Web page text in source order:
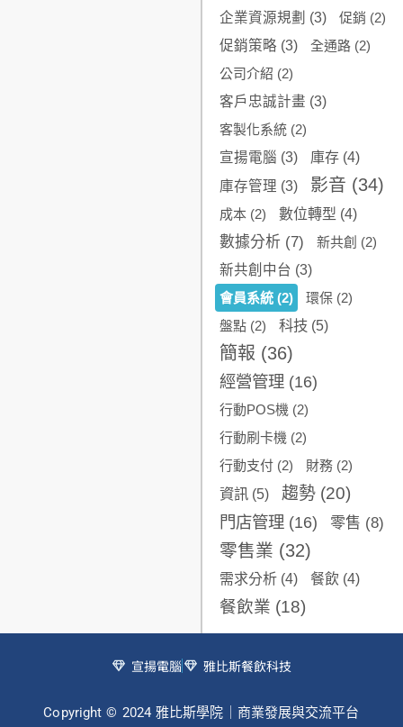
企業資源規劃 (3) 促銷 (2)
促銷策略 (3) 全通路(2)
公司介紹 (2)
客戶忠誠計畫 (3)
客製化系統(2)
宣揚電腦 (3) 庫存(4)
庫存管理 (3) 影音 (34)
成本(2) 數位轉型 (4)
數據分析(7) 新共創 (2)
新共創中台 (3)
會員系統(2) 環保(2)
盤點(2) 科技(5)
簡報 (36)
經營管理(16)
行動POS機(2)
行動刷卡機(2)
行動支付(2) 財務(2)
資訊(5) 趨勢(20)
門店管理(16) 零售 (8)
零售業 (32)
需求分析(4) 餐飲 (4)
餐飲業 (18)
宣揚電腦 雅比斯餐飲科技
Copyright © 2024 雅比斯學院｜商業發展與交流平台